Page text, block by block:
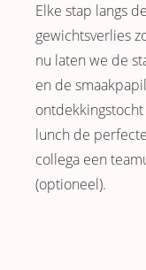
Elke stap langs
gewichtsverlies
nu laten we de
en de
lunch de
collega een
(optioneel).